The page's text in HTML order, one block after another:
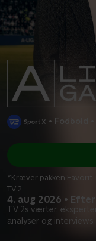
• Fodbold
4. aug 2026 •
TV 2s værter,
analyser og interviews
*Kræver pakken Favorit
TV 2.